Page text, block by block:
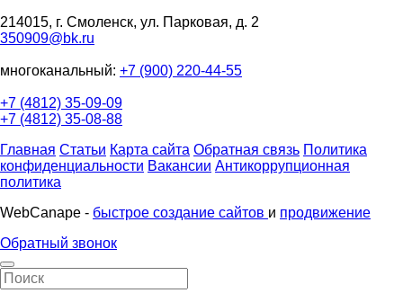
214015, г. Смоленск, ул. Парковая, д. 2
350909@bk.ru
многоканальный: +7 (900) 220-44-55
+7 (4812) 35-09-09
+7 (4812) 35-08-88
Главная Статьи Карта сайта Обратная связь Политика
конфиденциальности Вакансии Антикоррупционная
политика
WebCanape - быстрое создание сайтов и продвижение
Обратный звонок